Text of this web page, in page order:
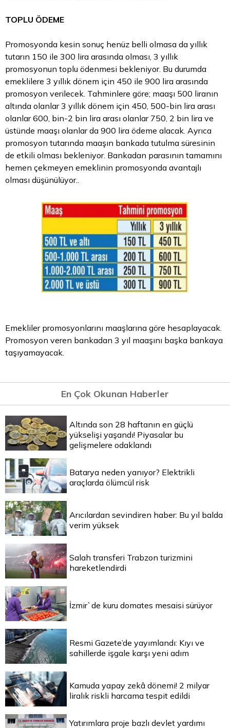
TOPLU ÖDEME
Promosyonda kesin sonuç henüz belli olmasa da yıllık
tutarın 150 ile 300 lira arasında olması, 3 yıllık
promosyonun toplu ödenmesi bekleniyor. Bu durumda
emeklilere 3 yıllık dönem için 450 ile 900 lira arasında
promosyon verilecek. Tahminlere göre; maaşı 500 liranın
altında olanlar 3 yıllık dönem için 450, 500-bin lira arası
olanlar 600, bin-2 bin lira arası olanlar 750, 2 bin lira ve
üstünde maaşı olanlar da 900 lira ödeme alacak. Ayrıca
promosyon tutarında maaşın bankada tutulma süresinin
de etkili olması bekleniyor. Bankadan parasının tamamını
hemen çekmeyen emeklinin promosyonda avantajlı
olması düşünülüyor..
Emekliler promosyonlarını maaşlarına göre hesaplayacak.
Promosyon veren bankadan 3 yıl maaşını başka bankaya
taşıyamayacak.
En Çok Okunan Haberler
Altında son 28 haftanın en güçlü
yükselişi yaşandı! Piyasalar bu
gelişmelere odaklandı
Batarya neden yanıyor? Elektrikli
araçlarda ölümcül risk
Arıcılardan sevindiren haber: Bu yıl balda
verim yüksek
Salah transferi Trabzon turizmini
hareketlendirdi
İzmir`de kuru domates mesaisi sürüyor
Resmi Gazete’de yayımlandı: Kıyı ve
sahillerde işgale karşı yeni adım
Kamuda yapay zekâ dönemi! 2 milyar
liralık riskli harcama tespit edildi
Yatırımlara proje bazlı devlet yardımı